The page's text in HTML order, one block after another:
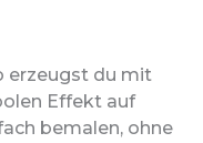
erzeugst du mit
Effekt auf
bemalen, ohne